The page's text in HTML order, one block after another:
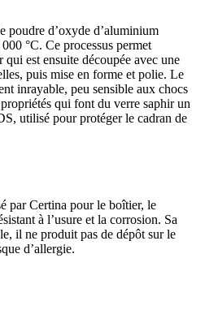
poudre d’oxyde d’aluminium
°C. Ce processus permet
est ensuite découpée avec une
puis mise en forme et polie. Le
inrayable, peu sensible aux chocs
qui font du verre saphir un
utilisé pour protéger le cadran de
par Certina pour le boîtier, le
à l’usure et la corrosion. Sa
il ne produit pas de dépôt sur le
d’allergie.